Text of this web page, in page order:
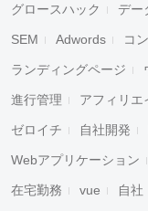
グロースハック デー
SEM Adwords コ
ランディングページ
進行管理 アフィリエ
ゼロイチ 自社開発
Webアプリケーション
在宅勤務 vue 自社